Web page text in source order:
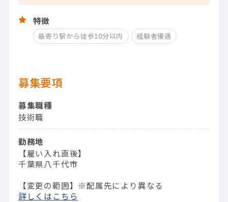
特徴
最寄り駅から徒歩10分以内 経験者優遇
募集要項
募集職種
技術職
勤務地
【雇い入れ直後】
千葉県八千代市
【変更の範囲】※配属先により異なる
詳しくはこちら